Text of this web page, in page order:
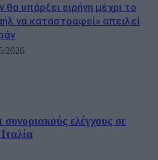
θα υπάρξει ειρήνη μέχρι το
να καταστραφεί» απειλεί
2026
συνοριακούς ελέγχους σε